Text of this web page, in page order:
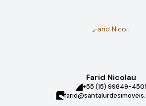
Farid Nicolau
+55 (15) 99849-